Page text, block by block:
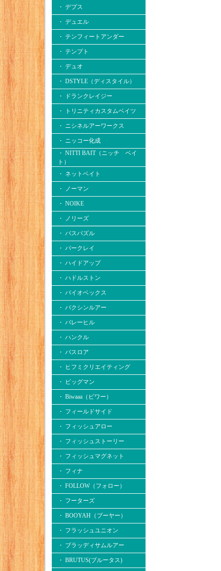
・ デプス
・ デュエル
・ テンフィートアンダー
・ テンプト
・ デュオ
・ DSTYLE（ディスタイル）
・ ドランクレイジー
・ トリニティカスタムベイツ
・ ニシネルアーワークス
・ ニッコー化成
・ NITTI BAIT（ニッチ ベイ
ト）
・ ネットベイト
・ ノーマン
・ NOIKE
・ ノリーズ
・ バスパズル
・ バークレイ
・ ハイドアップ
・ ハドルストン
・ バイオベックス
・ バクシンルアー
・ バレーヒル
・ ハンクル
・ バスロア
・ ヒフミクリエイティング
・ ビッグマン
・ Biwaaa（ビワー）
・ フィールドサイド
・ フィッシュアロー
・ フィッシュストーリー
・ フィッシュマグネット
・ フィナ
・ FOLLOW（フォロー）
・ フーターズ
・ BOOYAH（ブーヤー）
・ フラッシュユニオン
・ ブラッディサムルアー
・ BRUTUS(ブルータス)